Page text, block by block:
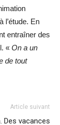
l’étude. En
entraîner des
« On a un
de tout
Article suivant
Des vacances